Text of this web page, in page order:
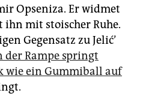
Opseniza. Er widmet
ihn mit stoischer Ruhe.
Gegensatz zu Jelić’
der Rampe springt
wie ein Gummiball auf